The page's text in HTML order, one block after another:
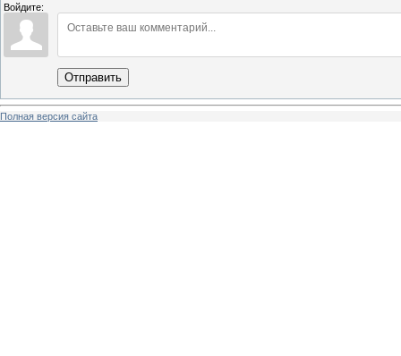
Войдите:
Отправить
Полная версия сайта